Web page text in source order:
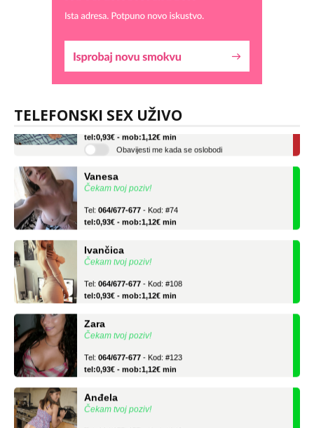
TELEFONSKI SEX UŽIVO
Lucija
Tel:064/677-677- Kod: #136
tel:0,93€ - mob:1,12€ min
Obavijesti me kada se oslobodi
Vanesa
Čekam tvoj poziv!
Tel: 064/677-677 - Kod: #74
tel:0,93€ - mob:1,12€ min
Ivančica
Čekam tvoj poziv!
Tel: 064/677-677 - Kod: #108
tel:0,93€ - mob:1,12€ min
Zara
Čekam tvoj poziv!
Tel: 064/677-677 - Kod: #123
tel:0,93€ - mob:1,12€ min
Anđela
Čekam tvoj poziv!